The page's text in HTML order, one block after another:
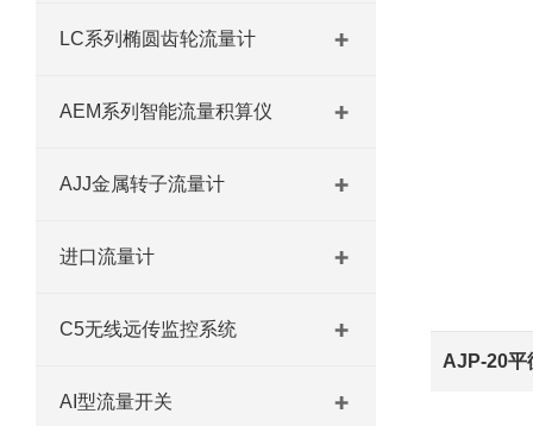
LC系列椭圆齿轮流量计
AEM系列智能流量积算仪
AJJ金属转子流量计
进口流量计
C5无线远传监控系统
AI型流量开关
AJP-20平